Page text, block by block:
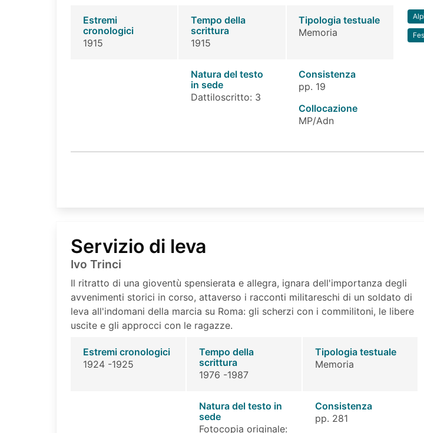
Estremi
cronologici
1915
Tempo della
scrittura
1915
Tipologia testuale
Memoria
Natura del testo
in sede
Dattiloscritto: 3
Consistenza
pp. 19
Collocazione
MP/Adn
Servizio di leva
Ivo Trinci
Il ritratto di una gioventù spensierata e allegra, ignara dell'importanza degli
avvenimenti storici in corso, attaverso i racconti militareschi di un soldato di
leva all'indomani della marcia su Roma: gli scherzi con i commilitoni, le libere
uscite e gli approcci con le ragazze.
Estremi cronologici
1924 -1925
Tempo della
scrittura
1976 -1987
Tipologia testuale
Memoria
Natura del testo in
sede
Fotocopia originale:
Consistenza
pp. 281